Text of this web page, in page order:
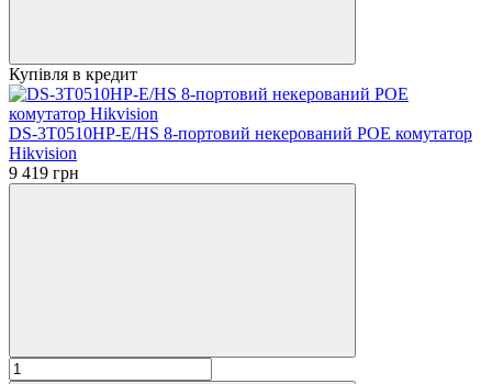
Купівля в кредит
DS-3T0510HP-E/HS 8-портовий некерований POE комутатор
Hikvision
9 419 грн